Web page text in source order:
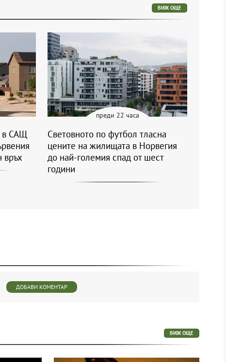
ВИЖ ОЩЕ
в САЩ
връх
преди 22 часа
Световното по футбол тласна
цените на жилищата в Норвегия
до най-големия спад от шест
години
ДОБАВИ КОМЕНТАР
ВИЖ ОЩЕ